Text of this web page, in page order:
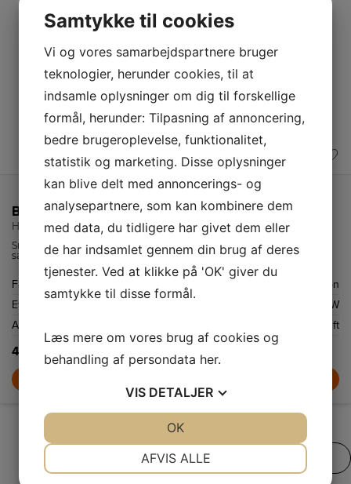
BEURER Varmluft styler
HC045OC
Smart 2-i-1 hårtørrer og børste, som både tørrer og styler dit hår på
samme tid. Med 2 varmeindstillinger, koldluftfunktion og ionfunktion.
3 års garanti.
Farve
Grøn
Effekt
1000 W
Antal varmeindstillinger
2 + koldluft
449,-
SE VORES FULDE UDVALG
Samtykke til cookies
Vi og vores samarbejdspartnere bruger
teknologier, herunder cookies, til at
indsamle oplysninger om dig til forskellige
formål, herunder: Tilpasning af annoncering,
bedre brugeroplevelse, funktionalitet,
statistik og marketing. Disse oplysninger
kan blive delt med annoncerings- og
analysepartnere, som kan kombinere dem
med data, du tidligere har givet dem eller
de har indsamlet gennem din brug af deres
tjenester. Ved at klikke på 'OK' giver du
samtykke til disse formål.
Læs mere om vores brug af cookies og
behandling af persondata her.
VIS DETALJER
AFVIS ALLE
OK